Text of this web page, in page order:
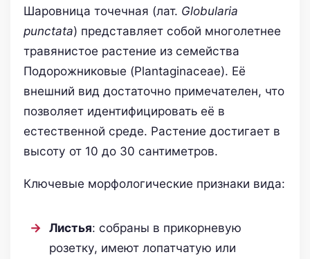
Шаровница точечная (лат. Globularia
punctata) представляет собой многолетнее
травянистое растение из семейства
Подорожниковые (Plantaginaceae). Её
внешний вид достаточно примечателен, что
позволяет идентифицировать её в
естественной среде. Растение достигает в
высоту от 10 до 30 сантиметров.
Ключевые морфологические признаки вида:
Листья: собраны в прикорневую
розетку, имеют лопатчатую или